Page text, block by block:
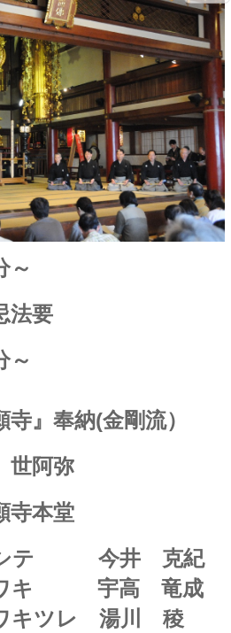
～
要
～
奉納(金剛流）
阿弥
本堂
シテ
今井 克紀
キ 宇高 竜成
レ 湯川 稜